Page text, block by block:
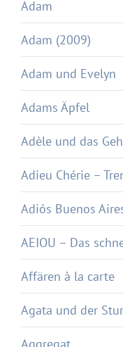
Adam
Adam (2009)
Adam und Evelyn
Adams Äpfel
Adèle und das
Adieu Chérie –
Adiós Buenos
AEIOU – Das
Affären à la carte
Agata und der